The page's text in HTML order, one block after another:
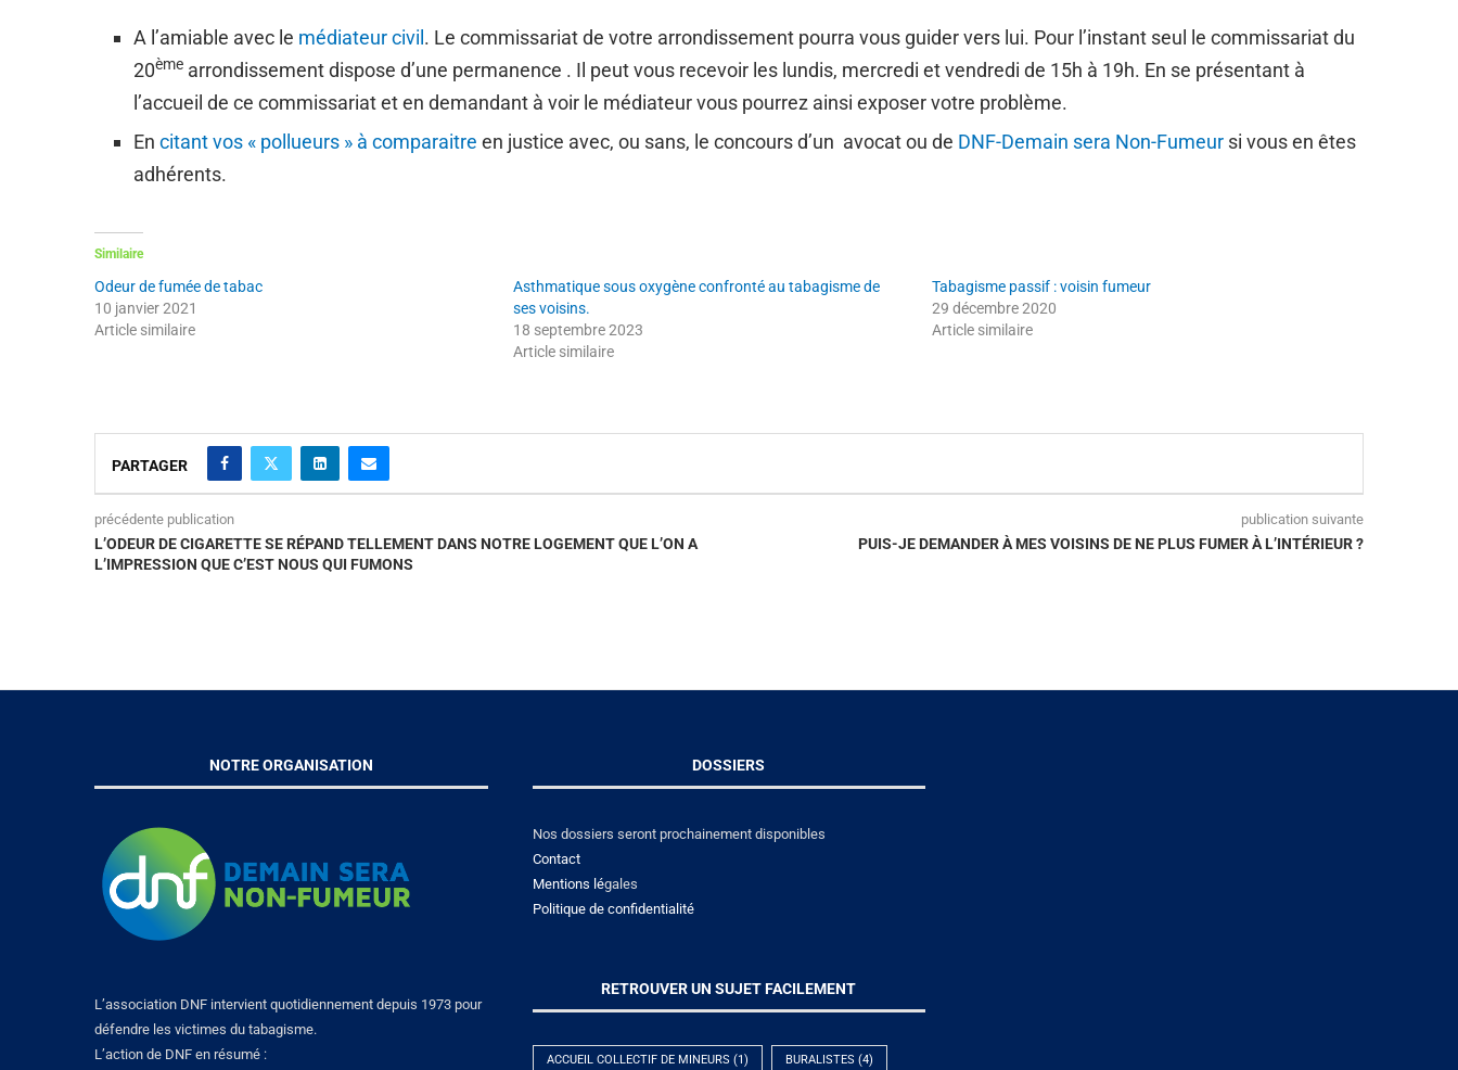
A l’amiable avec le médiateur civil . Le commissariat de votre arrondissement pourra vous guider vers lui. Pour l’instant seul le commissariat du
20ème arrondissement dispose d’une permanence . Il peut vous recevoir les lundis, mercredi et vendredi de 15h à 19h. En se présentant à
l’accueil de ce commissariat et en demandant à voir le médiateur vous pourrez ainsi exposer votre problème.
En citant vos « pollueurs » à comparaitre en justice avec, ou sans, le concours d’un avocat ou de DNF-Demain sera Non-Fumeur si vous en êtes
adhérents.
Similaire
Odeur de fumée de tabac
10 janvier 2021
Article similaire
Asthmatique sous oxygène confronté au tabagisme de
ses voisins.
18 septembre 2023
Article similaire
Tabagisme passif : voisin fumeur
29 décembre 2020
Article similaire
PARTAGER
précédente publication
L’ODEUR DE CIGARETTE SE RÉPAND TELLEMENT DANS NOTRE LOGEMENT QUE L’ON A
L’IMPRESSION QUE C’EST NOUS QUI FUMONS
publication suivante
PUIS-JE DEMANDER À MES VOISINS DE NE PLUS FUMER À L’INTÉRIEUR ?
NOTRE ORGANISATION
L’association DNF intervient quotidiennement depuis 1973 pour
défendre les victimes du tabagisme.
L’action de DNF en résumé :
DOSSIERS
Nos dossiers seront prochainement disponibles
Contact
Mentions légales
Politique de confidentialité
RETROUVER UN SUJET FACILEMENT
ACCUEIL COLLECTIF DE MINEURS (1) BURALISTES (4)